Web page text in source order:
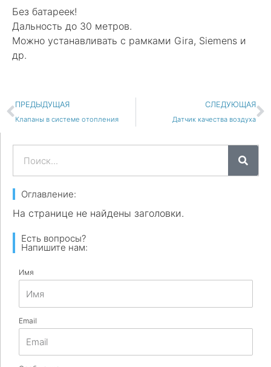
Без батареек!
Дальность до 30 метров.
Можно устанавливать с рамками Gira, Siemens и
др.
Пред
ПРЕДЫДУЩАЯ
Клапаны в системе отопления
СЛЕДУЮЩАЯ
Датчик качества воздуха
Оглавление:
На странице не найдены заголовки.
Есть вопросы?
Напишите нам:
Имя
Email